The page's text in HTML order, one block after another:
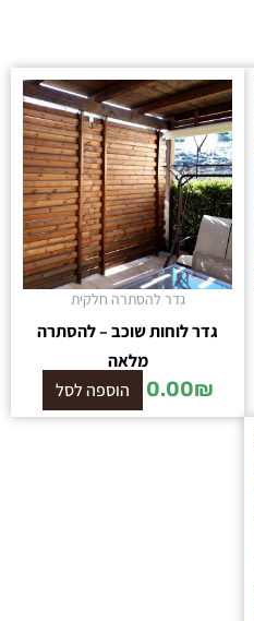
גדר להסתרה חלקית
גדר לוחות שוכב – להסתרה
מלאה
0.00₪ הוספה לסל